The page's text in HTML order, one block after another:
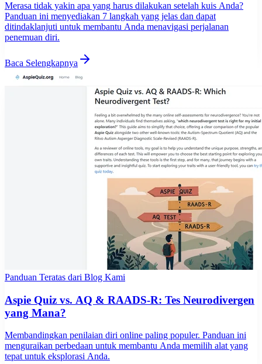
Merasa tidak yakin apa yang harus dilakukan setelah kuis Anda?
Panduan ini menyediakan 7 langkah yang jelas dan dapat
ditindaklanjuti untuk membantu Anda menavigasi perjalanan
penemuan diri.
Baca Selengkapnya
Panduan Teratas dari Blog Kami
Aspie Quiz vs. AQ & RAADS-R: Tes Neurodivergen
yang Mana?
Membandingkan penilaian diri online paling populer. Panduan ini
menguraikan perbedaan untuk membantu Anda memilih alat yang
tepat untuk eksplorasi Anda.